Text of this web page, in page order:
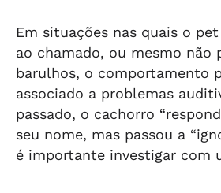
Em situações nas quais o
ao chamado, ou mesmo não
barulhos, o comportamento
associado a problemas
passado, o cachorro
seu nome, mas passou a
é importante investigar com